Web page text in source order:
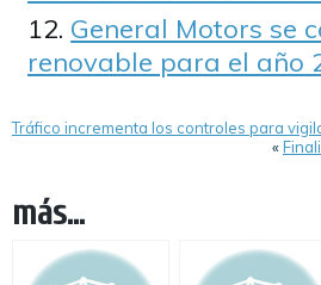
General Motors se
renovable para el año
Tráfico incrementa los controles para
«
más...